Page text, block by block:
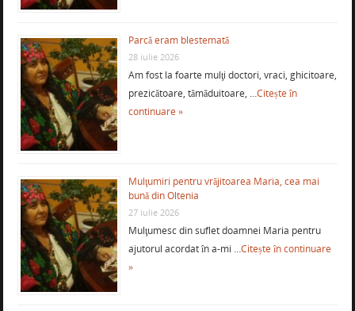
Parcă eram blestemată
28 iulie 2026
Am fost la foarte mulţi doctori, vraci, ghicitoare,
prezicătoare, tămăduitoare, …Citește în
continuare »
Mulţumiri pentru vrăjitoarea Maria, cea mai
bună din Oltenia
27 iulie 2026
Mulţumesc din suflet doamnei Maria pentru
ajutorul acordat în a-mi …Citește în continuare
»